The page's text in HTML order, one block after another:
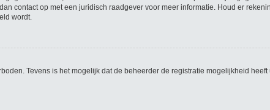
contact op met een juridisch raadgever voor meer informatie. Houd er
wordt.
Tevens is het mogelijk dat de beheerder de registratie mogelijkheid